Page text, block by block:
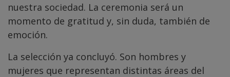
nuestra sociedad. La ceremonia será un
momento de gratitud y, sin duda, también de
emoción.
La selección ya concluyó. Son hombres y
mujeres que representan distintas áreas del